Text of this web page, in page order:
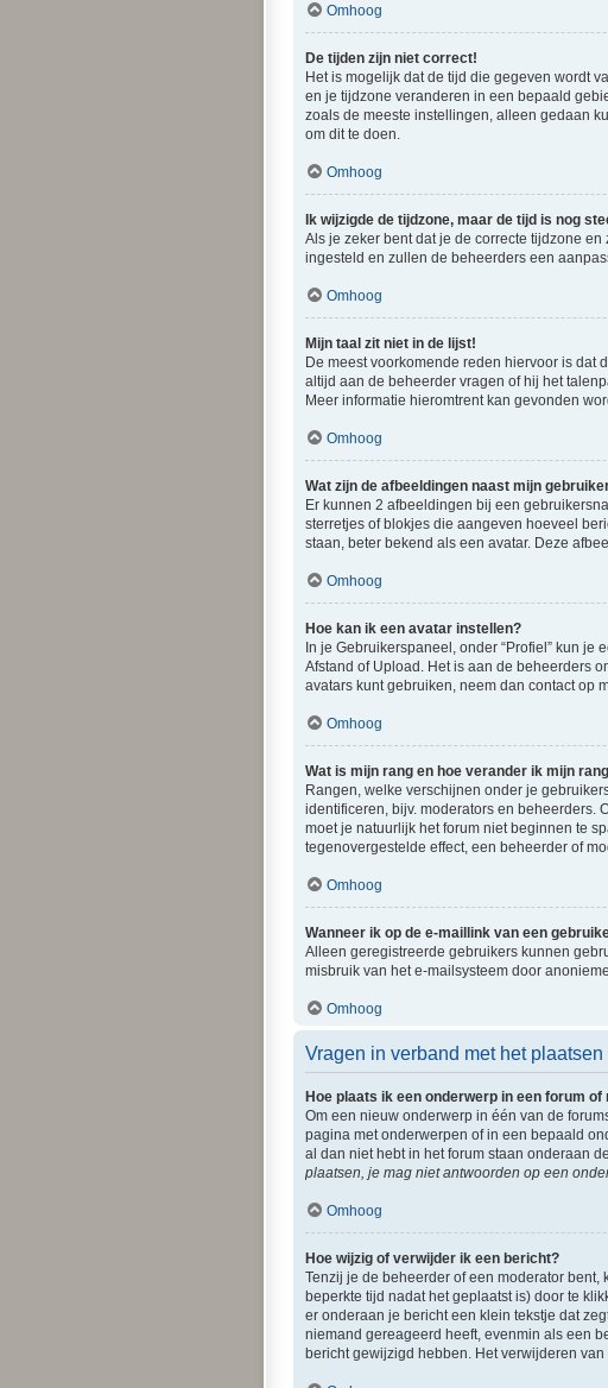
Omhoog
De tijden zijn niet correct!
Het is mogelijk dat de tijd die gegeven wordt
en je tijdzone veranderen in een bepaald
zoals de meeste instellingen, alleen gedaan
om dit te doen.
Omhoog
Ik wijzigde de tijdzone, maar de tijd is nog
Als je zeker bent dat je de correcte tijdzone
ingesteld en zullen de beheerders een
Omhoog
Mijn taal zit niet in de lijst!
De meest voorkomende reden hiervoor is dat
altijd aan de beheerder vragen of hij het
Meer informatie hieromtrent kan gevonden
Omhoog
Wat zijn de afbeeldingen naast mijn
Er kunnen 2 afbeeldingen bij een
sterretjes of blokjes die aangeven hoeveel
staan, beter bekend als een avatar. Deze
Omhoog
Hoe kan ik een avatar instellen?
In je Gebruikerspaneel, onder “Profiel” kun je
Afstand of Upload. Het is aan de beheerders
avatars kunt gebruiken, neem dan contact op
Omhoog
Wat is mijn rang en hoe verander ik mijn
Rangen, welke verschijnen onder je
identificeren, bijv. moderators en beheerders.
moet je natuurlijk het forum niet beginnen te
tegenovergestelde effect, een beheerder of
Omhoog
Wanneer ik op de e-maillink van een
Alleen geregistreerde gebruikers kunnen
misbruik van het e-mailsysteem door
Omhoog
Vragen in verband met het
Hoe plaats ik een onderwerp in een forum
Om een nieuw onderwerp in één van de
pagina met onderwerpen of in een bepaald
al dan niet hebt in het forum staan onderaan
plaatsen, je mag niet antwoorden op een
Omhoog
Hoe wijzig of verwijder ik een bericht?
Tenzij je de beheerder of een moderator
beperkte tijd nadat het geplaatst is) door te
er onderaan je bericht een klein tekstje dat
niemand gereageerd heeft, evenmin als een
bericht gewijzigd hebben. Het verwijderen